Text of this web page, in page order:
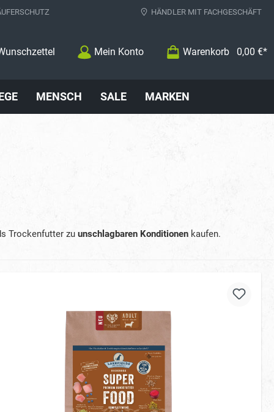
HÄNDLER MIT FACHGESCHÄFT
Mein Konto Warenkorb 0,00 €*
MENSCH SALE MARKEN
Trockenfutter zu unschlagbaren Konditionen kaufen.